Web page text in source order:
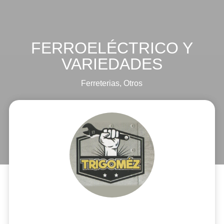
FERROELÉCTRICO Y
VARIEDADES
Ferreterias, Otros